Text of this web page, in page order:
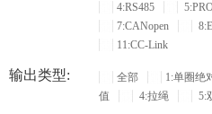
4:RS485
7:CANopen
11:CC-Link
输出类型: 全部 1:单圈绝
值
4:拉绳 5: